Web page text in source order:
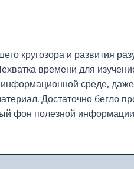
кругозора и развития
времени для
среде,
Достаточно бегло
фон полезной